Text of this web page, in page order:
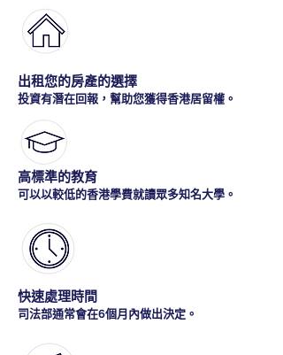
出租您的房產的選擇
投資有潛在回報，幫助您獲得香港居留權。
高標準的教育
可以以較低的香港學費就讀眾多知名大學。
快速處理時間
司法部通常會在6個月內做出決定。